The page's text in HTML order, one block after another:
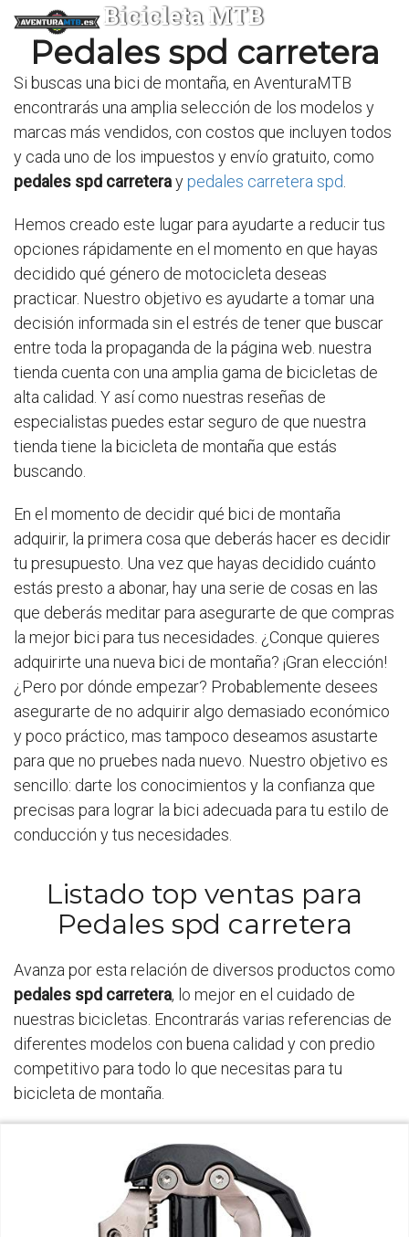
Bicicleta MTB
Pedales spd carretera
Si buscas una bici de montaña, en AventuraMTB
encontrarás una amplia selección de los modelos y
marcas más vendidos, con costos que incluyen todos
y cada uno de los impuestos y envío gratuito, como
pedales spd carreteray pedales carretera spd
Hemos creado este lugar para ayudarte a reducir tus
opciones rápidamente en el momento en que hayas
decidido qué género de motocicleta deseas
practicar. Nuestro objetivo es ayudarte a tomar una
decisión informada sin el estrés de tener que buscar
entre toda la propaganda de la página web. nuestra
tienda cuenta con una amplia gama de bicicletas de
alta calidad. Y así como nuestras reseñas de
especialistas puedes estar seguro de que nuestra
tienda tiene la bicicleta de montaña que estás
buscando.
En el momento de decidir qué bici de montaña
adquirir, la primera cosa que deberás hacer es decidir
tu presupuesto. Una vez que hayas decidido cuánto
estás presto a abonar, hay una serie de cosas en las
que deberás meditar para asegurarte de que compras
la mejor bici para tus necesidades. ¿Conque quieres
adquirirte una nueva bici de montaña? ¡Gran elección!
¿Pero por dónde empezar? Probablemente desees
asegurarte de no adquirir algo demasiado económico
y poco práctico, mas tampoco deseamos asustarte
para que no pruebes nada nuevo. Nuestro objetivo es
sencillo: darte los conocimientos y la confianza que
precisas para lograr la bici adecuada para tu estilo de
conducción y tus necesidades.
Listado top ventas para
Pedales spd carretera
Avanza por esta relación de diversos productos como
pedales spd carretera, lo mejor en el cuidado de
nuestras bicicletas. Encontrarás varias referencias de
diferentes modelos con buena calidad y con predio
competitivo para todo lo que necesitas para tu
bicicleta de montaña.